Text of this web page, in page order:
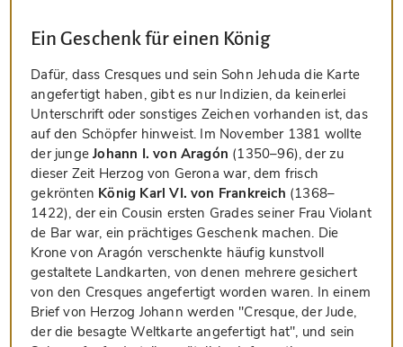
Ein Geschenk für einen König
Dafür, dass Cresques und sein Sohn Jehuda die Karte
angefertigt haben, gibt es nur Indizien, da keinerlei
Unterschrift oder sonstiges Zeichen vorhanden ist, das
auf den Schöpfer hinweist. Im November 1381 wollte
der jungeJohann I. von Aragón (1350–96), der zu
dieser Zeit Herzog von Gerona war, dem frisch
gekrönten König Karl VI. von Frankreich (1368–
1422), der ein Cousin ersten Grades seiner Frau Violant
de Bar war, ein prächtiges Geschenk machen. Die
Krone von Aragón verschenkte häufig kunstvoll
gestaltete Landkarten, von denen mehrere gesichert
von den Cresques angefertigt worden waren. In einem
Brief von Herzog Johann werden "Cresque, der Jude,
der die besagte Weltkarte angefertigt hat", und sein